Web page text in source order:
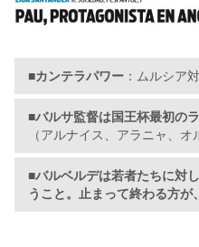
■カンテラパワー ：ムルシア
■バルサ監督は国王杯最初の
（アルナイス、アラニャ、オ
■バルベルデは若者たちに対
うこと。止まって終わる方が